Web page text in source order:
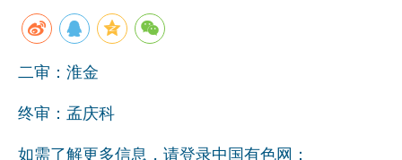
二审：淮金
终审：孟庆科
如需了解更多信息，请登录中国有色网：